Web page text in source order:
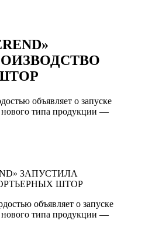
объявляет о запуске
нового типа продукции —
ЗАПУСТИЛА
ШТОР
объявляет о запуске
нового типа продукции —